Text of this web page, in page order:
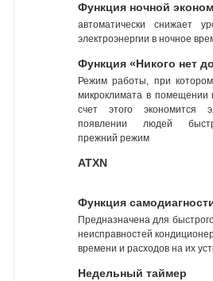
Функция ночной
автоматически снижает
электроэнергии в ночное
Функция «Никого нет
Режим работы, при
микроклимата в помещении
счет этого экономится
появлении людей
прежний режим
ATXN
Функция
Предназначена для
неисправностей
времени и расходов на их
Недельный таймер